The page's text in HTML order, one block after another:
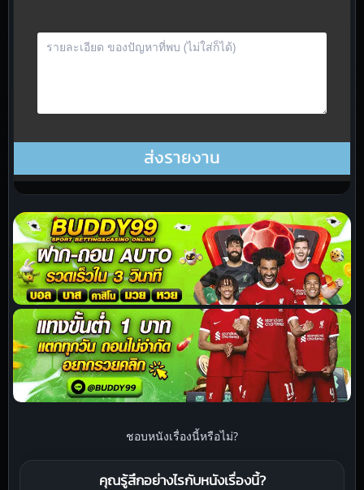
ชอบหนังเรื่องนี้หรือไม่?
คุณรู้สึกอย่างไรกับหนังเรื่องนี้?